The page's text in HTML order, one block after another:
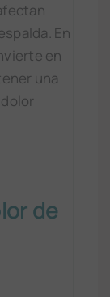
En
en
una
de